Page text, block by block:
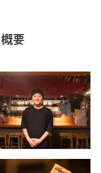
概要